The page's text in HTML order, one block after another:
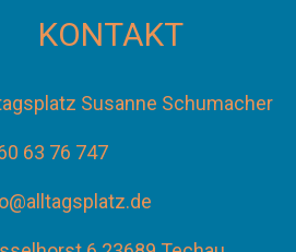
KONTAKT
Susanne Schumacher
63 76 747